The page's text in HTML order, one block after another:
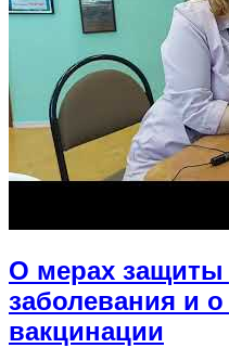
О мерах защиты
заболевания и
вакцинации